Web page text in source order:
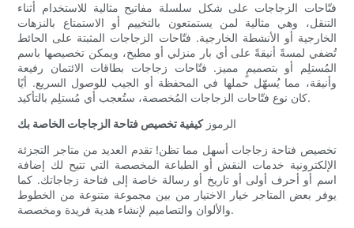
فتّاحات الزجاجات على شكل سلسلة مفاتيح مثالية للاستخدام أثناء
التنقل، وهي مثالية لمن يستمتعون بالتخييم أو الاستمتاع بالنزهات
الخارجية أو الأنشطة الخارجية. فتّاحات الزجاجات المثبتة على الحائط
تُضفي لمسةً أنيقةً على أي بار منزلي أو مطبخ، ويمكن تخصيصها باسم
المُستلِم أو بتصميمٍ مميز. فتّاحات زجاجات بطاقات الائتمان رفيعة
وأنيقة، مما يُسهّل حملها في المحفظة أو الجيب للوصول السريع. أيًا
كان نوع فتّاحات الزجاجات المُخصصة، ستُعجب أي مُستلِم بالتأكيد.
الرموزكيفية تخصيص فتاحة الزجاجات الخاصة بك
تخصيص فتاحة زجاجات أسهل مما تظن! تقدم العديد من متاجر التجزئة
الإلكترونية خدمات النقش أو الطباعة المخصصة التي تتيح لك إضافة
اسم أو أحرف أولى أو تاريخ أو رسالة خاصة إلى فتاحة زجاجاتك. كما
يوفر بعض المتاجر خيار الاختيار من بين مجموعة متنوعة من الخطوط
والألوان والتصاميم لإنشاء هدية فريدة ومخصصة.